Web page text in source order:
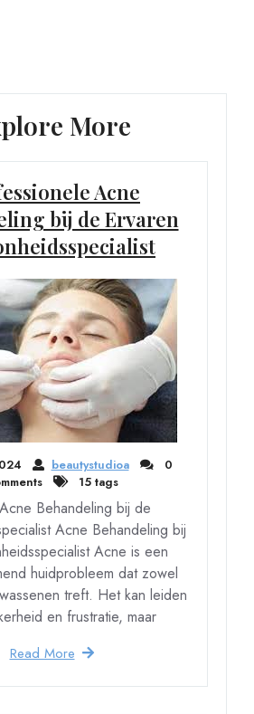
More
Acne
bij de Ervaren
beautystudioa
0
15 tags
Behandeling bij de
Acne Behandeling bij
Acne is een
huidprobleem dat zowel
treft. Het kan leiden
en frustratie, maar
Read More